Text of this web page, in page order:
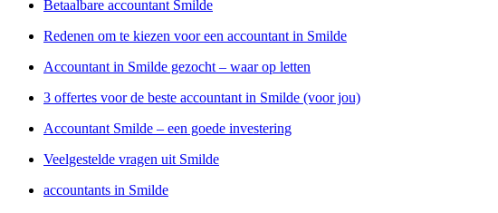
Betaalbare accountant Smilde
Redenen om te kiezen voor een accountant in Smilde
Accountant in Smilde gezocht – waar op letten
3 offertes voor de beste accountant in Smilde (voor jou)
Accountant Smilde – een goede investering
Veelgestelde vragen uit Smilde
accountants in Smilde